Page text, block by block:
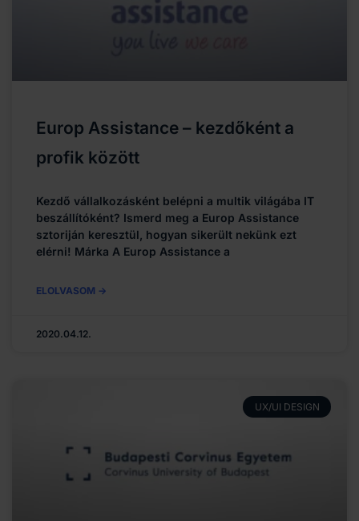
Europ Assistance – kezdőként a
profik között
Kezdő vállalkozásként belépni a multik világába IT
beszállítóként? Ismerd meg a Europ Assistance
sztoriján keresztül, hogyan sikerült nekünk ezt
elérni! Márka A Europ Assistance a
ELOLVASOM ->
2020.04.12.
UX/UI DESIGN